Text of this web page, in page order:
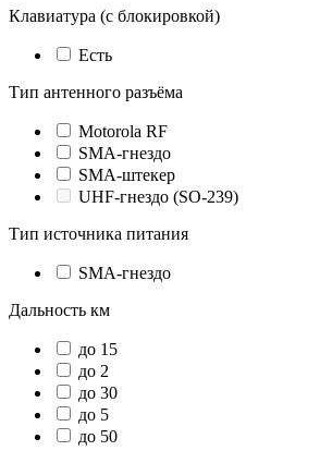
Клавиатура (с блокировкой)
Есть
Тип антенного разъёма
Motorola RF
SMA-гнездо
SMA-штекер
UHF-гнездо (SO-239)
Тип источника питания
SMA-гнездо
Дальность км
до 15
до 2
до 30
до 5
до 50